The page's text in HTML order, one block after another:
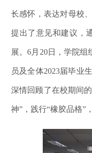
长感怀，表达对母校
提出了意见和建议 ，
展。6月20日，学院组
员及全体2023届毕业
深情回顾了在校期间
神”，践行“橡胶品格”